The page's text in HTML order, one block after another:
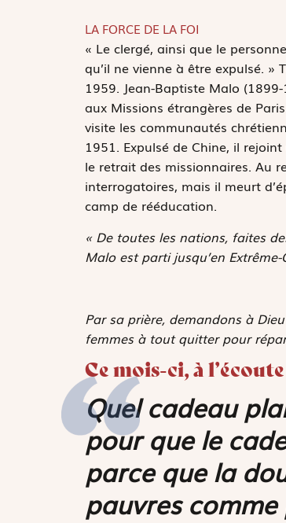
LA FORCE DE LA FOI
« Le clergé, ainsi que le
qu’il ne vienne à être expulsé. »
1959. Jean-Baptiste Malo
aux Missions étrangères de
visite les communautés
1951. Expulsé de Chine, il
le retrait des missionnaires. Au
interrogatoires, mais il meurt
camp de rééducation.
« De toutes les nations, faites
Malo est parti jusqu’en
Par sa prière, demandons à
femmes à tout quitter pour
Ce mois-ci, à
Quel cadeau
pour que le
parce que la
pauvres